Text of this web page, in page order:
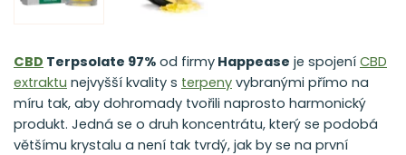
CBD Terpsolate 97% od firmy Happease je spojení CBD
extraktu nejvyšší kvality s terpeny vybranými přímo na
míru tak, aby dohromady tvořili naprosto harmonický
produkt. Jedná se o druh koncentrátu, který se podobá
většímu krystalu a není tak tvrdý, jak by se na první